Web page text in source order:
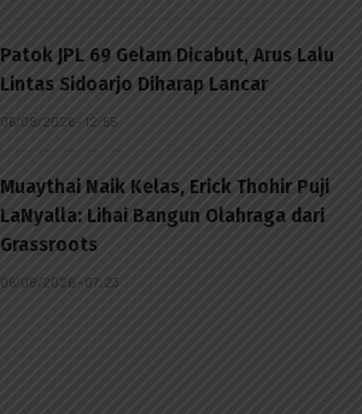
Patok JPL 69 Gelam Dicabut, Arus Lalu
Lintas Sidoarjo Diharap Lancar
06/08/2026 - 12:55
Muaythai Naik Kelas, Erick Thohir Puji
LaNyalla: Lihai Bangun Olahraga dari
Grassroots
06/08/2026 - 07:23